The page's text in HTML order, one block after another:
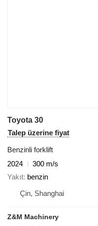
Toyota 30
Talep üzerine fiyat
Benzinli forklift
2024
300 m/s
Yakıt benzin
Çin, Shanghai
Z&M Machinery